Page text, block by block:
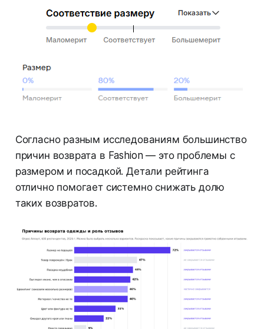
Согласно разным исследованиям большинство
причин возврата в Fashion — это проблемы с
размером и посадкой. Детали рейтинга
отлично помогает системно снижать долю
таких возвратов.